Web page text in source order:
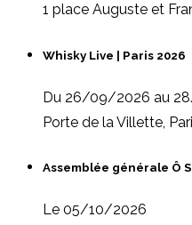
1 place Auguste et
Whisky Live | Paris 2026
Du 26/09/2026 au
Porte de la Villette,
Assemblée générale Ô
Le 05/10/2026